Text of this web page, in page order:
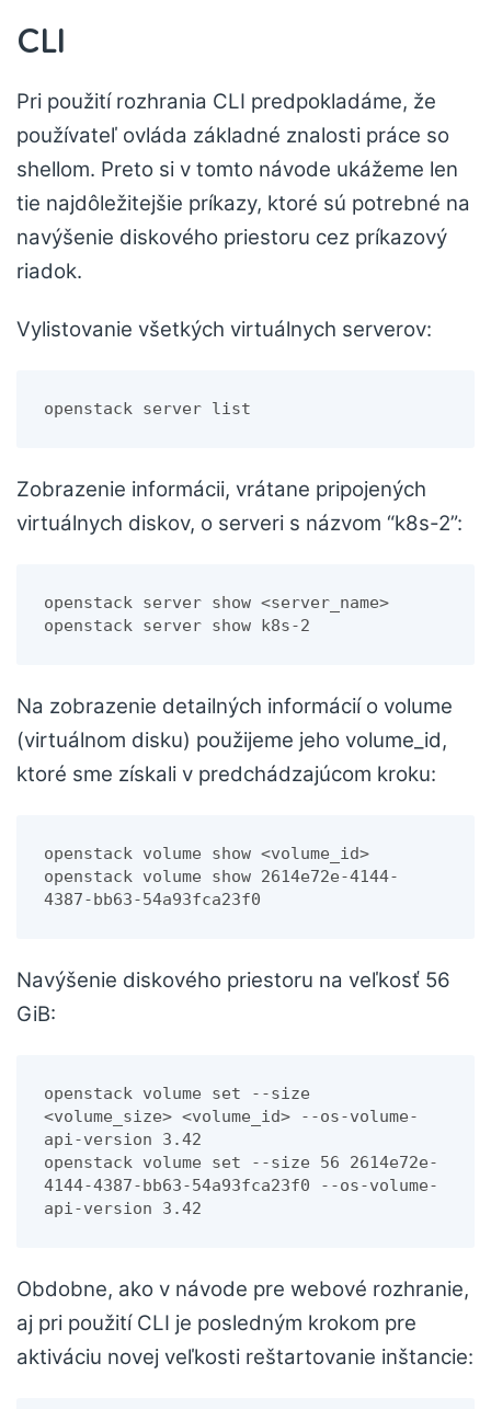
CLI
Pri použití rozhrania CLI predpokladáme, že
používateľ ovláda základné znalosti práce so
shellom. Preto si v tomto návode ukážeme len
tie najdôležitejšie príkazy, ktoré sú potrebné na
navýšenie diskového priestoru cez príkazový
riadok.
Vylistovanie všetkých virtuálnych serverov:
openstack server list
Zobrazenie informácii, vrátane pripojených
virtuálnych diskov, o serveri s názvom “k8s-2”:
openstack server show <server_name>
openstack server show k8s-2
Na zobrazenie detailných informácií o volume
(virtuálnom disku) použijeme jeho volume_id,
ktoré sme získali v predchádzajúcom kroku:
openstack volume show <volume_id>
openstack volume show 2614e72e-4144-
4387-bb63-54a93fca23f0
Navýšenie diskového priestoru na veľkosť 56
GiB:
openstack volume set --size
<volume_size> <volume_id> --os-volume-
api-version 3.42
openstack volume set --size 56 2614e72e-
4144-4387-bb63-54a93fca23f0 --os-volume-
api-version 3.42
Obdobne, ako v návode pre webové rozhranie,
aj pri použití CLI je posledným krokom pre
aktiváciu novej veľkosti reštartovanie inštancie: